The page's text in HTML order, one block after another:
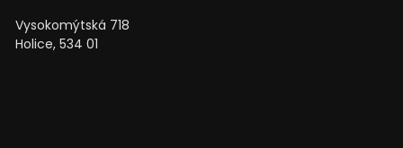
Vysokomýtská 718
Holice, 534 01